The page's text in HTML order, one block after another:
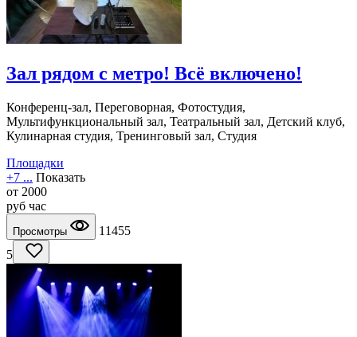
Зал рядом с метро! Всё включено!
Конференц-зал, Переговорная, Фотостудия,
Мультифункциональный зал, Театральный зал, Детский клуб,
Кулинарная студия, Тренинговый зал, Студия
Площадки
+7 ... Показать
от 2000
руб час
Просмотры
11455
5